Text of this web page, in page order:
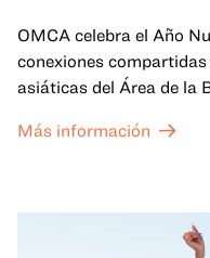
OMCA celebra el Año
conexiones
asiáticas del Área de la
celebran y honran las
un espacio para que
reúnan y se eleven
Más información